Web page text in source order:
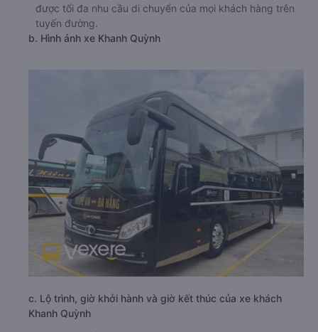
được tối đa nhu cầu di chuyển của mọi khách hàng trên
tuyến đường.
b. Hình ảnh xe Khanh Quỳnh
c. Lộ trình, giờ khởi hành và giờ kết thúc của xe khách
Khanh Quỳnh